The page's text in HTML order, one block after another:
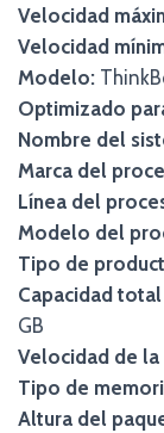
Velocidad
Velocidad
Modelo:
Optimizado
Nombre del
Marca del
Línea del
Modelo del
Tipo de
Capacidad
GB
Velocidad de la
Tipo de
Altura del